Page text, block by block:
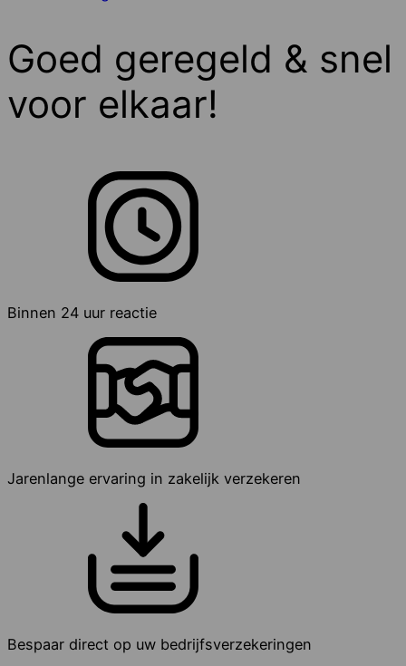
Goed geregeld & snel
voor elkaar!
Binnen 24 uur reactie
Jarenlange ervaring in zakelijk verzekeren
Bespaar direct op uw bedrijfsverzekeringen